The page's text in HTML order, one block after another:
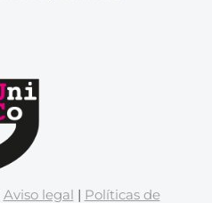
Aviso legal | Políticas de